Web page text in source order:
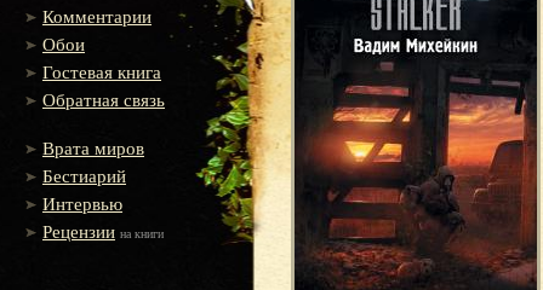
Комментарии
Обои
Гостевая книга
Обратная связь
Врата миров
Бестиарий
Интервью
Рецензии на книги